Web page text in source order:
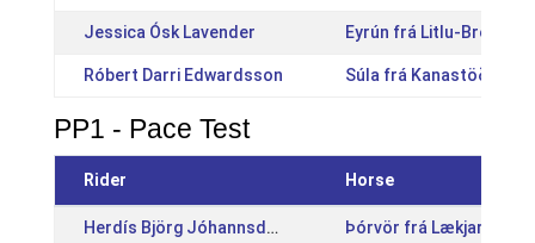
Jessica Ósk Lavender Eyrún frá Litlu-Brekku
Róbert Darri Edwardsson Súla frá Kanastöðum
PP1 - Pace Test
Rider Horse
Herdís Björg Jóhannsdóttir Þórvör frá